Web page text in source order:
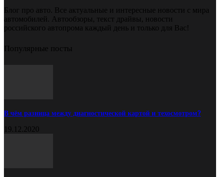
Блог про авто. Все актуальные и интересные новости с мира
автомобилей. Автообзоры, текст драйвы, новости
российского автопрома каждый день и только для Вас!
Популярные посты
В чём разница между диагностической картой и техосмотром?
19.12.2020